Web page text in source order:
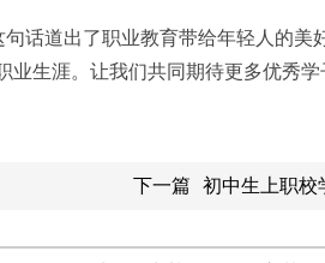
话道出了职业教育带给年轻人的美
生涯。让我们共同期待更多优秀
下一篇 初中生上职校